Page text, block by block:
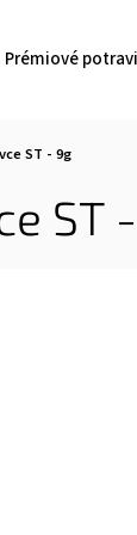
Prémiové
ST - 9g
ST